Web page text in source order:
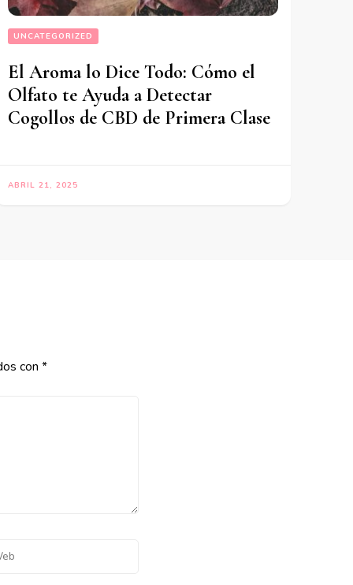
UNCATEGORIZED
El Aroma lo Dice Todo: Cómo el
Olfato te Ayuda a Detectar
Cogollos de CBD de Primera Clase
ABRIL 21, 2025
con *